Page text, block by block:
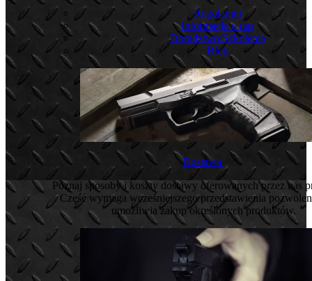
Regulamin
Informacje o nas
Doradztwo/Szkolenia
Blog
Dostawa
Poznaj sposoby i koszty dostawy oferowanych przez nas
Część wymaga wcześniejszego przedstawienia
umożliwia zakup określonych produktów.